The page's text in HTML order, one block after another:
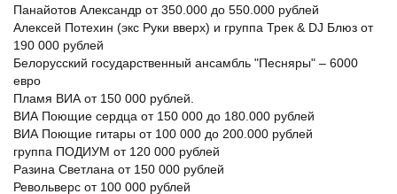
Панайотов Александр от 350.000 до 550.000 рублей
Алексей Потехин (экс Руки вверх) и группа Трек & DJ Блюз от
190 000 рублей
Белорусский государственный ансамбль "Песняры" – 6000
евро
Пламя ВИА от 150 000 рублей.
ВИА Поющие сердца от 150 000 до 180.000 рублей
ВИА Поющие гитары от 100 000 до 200.000 рублей
группа ПОДИУМ от 120 000 рублей
Разина Светлана от 150 000 рублей
Револьверс от 100 000 рублей